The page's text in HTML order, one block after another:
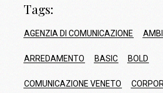
Tags:
AGENZIA DI COMUNICAZIONE
ARREDAMENTO BASIC BOLD
COMUNICAZIONE VENETO